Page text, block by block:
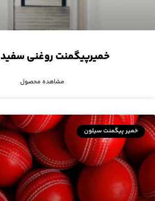
خمیرپیگمنت روغنی سفید ۵۶۲۰
مشاهده محصول
خمیر پیگمنت سیلون